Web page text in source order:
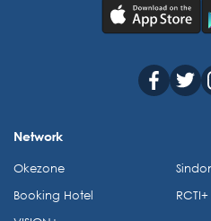
Network
Okezone
Booking Hotel
RCTI+